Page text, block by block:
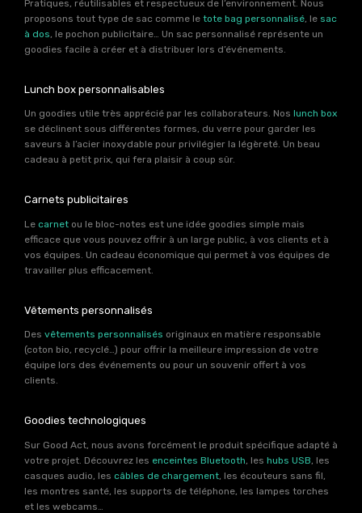
Pratiques, réutilisables et respectueux de l’environnement. Nous
proposons tout type de sac comme le tote bag personnalisé, le sac
à dos, le pochon publicitaire… Un sac personnalisé représente un
goodies facile à créer et à distribuer lors d’événements.
Lunch box personnalisables
Un goodies utile très apprécié par les collaborateurs. Nos lunch box
se déclinent sous différentes formes, du verre pour garder les
saveurs à l’acier inoxydable pour privilégier la légèreté. Un beau
cadeau à petit prix, qui fera plaisir à coup sûr.
Carnets publicitaires
Le carnet ou le bloc-notes est une idée goodies simple mais
efficace que vous pouvez offrir à un large public, à vos clients et à
vos équipes. Un cadeau économique qui permet à vos équipes de
travailler plus efficacement.
Vêtements personnalisés
Des vêtements personnalisés originaux en matière responsable
(coton bio, recyclé…) pour offrir la meilleure impression de votre
équipe lors des événements ou pour un souvenir offert à vos
clients.
Goodies technologiques
Sur Good Act, nous avons forcément le produit spécifique adapté à
votre projet. Découvrez les enceintes Bluetooth , les hubs USB , les
casques audio, les câbles de chargement , les écouteurs sans fil,
les montres santé, les supports de téléphone, les lampes torches
et les webcams…